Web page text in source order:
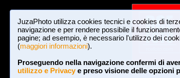
JuzaPhoto utilizza cookies tecnici e cookies di
navigazione e per rendere possibile il
pagine; ad esempio, è necessario l'utilizzo dei
(maggiori informazioni).
Proseguendo nella navigazione confermi di
utilizzo e Privacye preso visione delle opzioni